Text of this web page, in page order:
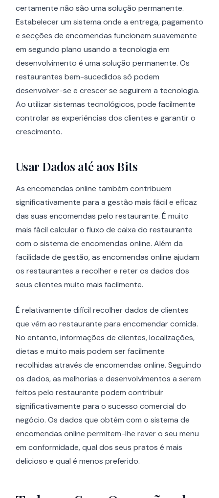
certamente não são uma solução permanente.
Estabelecer um sistema onde a entrega, pagamento
e secções de encomendas funcionem suavemente
em segundo plano usando a tecnologia em
desenvolvimento é uma solução permanente. Os
restaurantes bem-sucedidos só podem
desenvolver-se e crescer se seguirem a tecnologia.
Ao utilizar sistemas tecnológicos, pode facilmente
controlar as experiências dos clientes e garantir o
crescimento.
Usar Dados até aos Bits
As encomendas online também contribuem
significativamente para a gestão mais fácil e eficaz
das suas encomendas pelo restaurante. É muito
mais fácil calcular o fluxo de caixa do restaurante
com o sistema de encomendas online. Além da
facilidade de gestão, as encomendas online ajudam
os restaurantes a recolher e reter os dados dos
seus clientes muito mais facilmente.
É relativamente difícil recolher dados de clientes
que vêm ao restaurante para encomendar comida.
No entanto, informações de clientes, localizações,
dietas e muito mais podem ser facilmente
recolhidas através de encomendas online. Seguindo
os dados, as melhorias e desenvolvimentos a serem
feitos pelo restaurante podem contribuir
significativamente para o sucesso comercial do
negócio. Os dados que obtém com o sistema de
encomendas online permitem-lhe rever o seu menu
em conformidade, qual dos seus pratos é mais
delicioso e qual é menos preferido.